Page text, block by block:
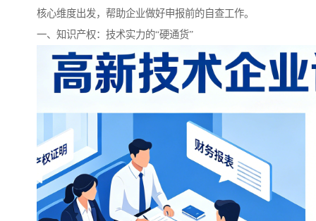
核心维度出发，帮助企业做好申报前的自查工作。
一、知识产权：技术实力的“硬通货”